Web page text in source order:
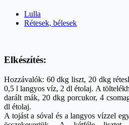
Lulla
Rétesek, bélesek
Elkészítés:
Hozzávalók: 60 dkg liszt, 20 dkg
0,5 l langyos víz, 2 dl étolaj. A
darált mák, 20 dkg porcukor, 4
dl étolaj.
A tojást a sóval és a langyos vízzel